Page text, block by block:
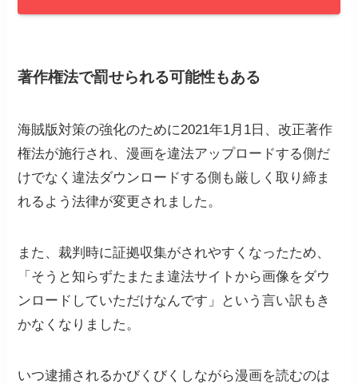
著作権法で罰せられる可能性もある
海賊版対策の強化のために2021年1月1日、改正著作
権法が施行され、漫画を違法アップロードする側だ
けでなく違法ダウンロードする側も厳しく取り締ま
れるよう法律が変更されました。
また、裁判時に証拠収集がされやすくなったため、
「そうと知らずたまたま違法サイトから画像をダウ
ンロードしていただけなんです」という言い訳もき
かなくなりました。
いつ逮捕されるかびくびくしながら漫画を読むのは